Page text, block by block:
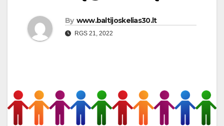
By www.baltijoskelias30.lt
RGS 21, 2022